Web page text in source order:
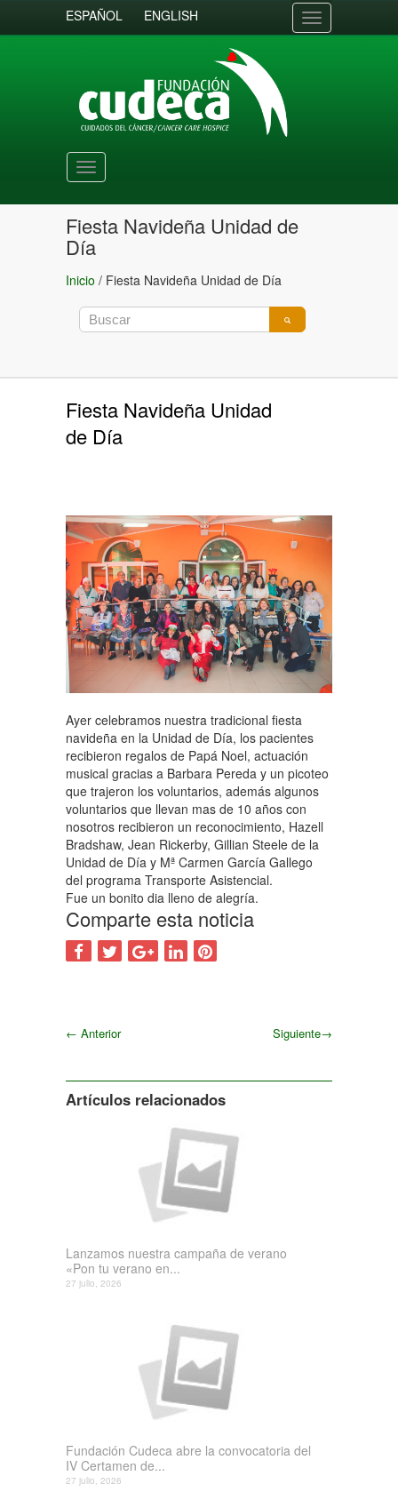
ESPAÑOL ENGLISH
Toggle
navigation
Toggle
navigation
Fiesta Navideña Unidad de
Día
Inicio / Fiesta Navideña Unidad de Día
Fiesta Navideña Unidad
de Día
Ayer celebramos nuestra tradicional fiesta
navideña en la Unidad de Día, los pacientes
recibieron regalos de Papá Noel, actuación
musical gracias a Barbara Pereda y un picoteo
que trajeron los voluntarios, además algunos
voluntarios que llevan mas de 10 años con
nosotros recibieron un reconocimiento, Hazell
Bradshaw, Jean Rickerby, Gillian Steele de la
Unidad de Día y Mª Carmen García Gallego
del programa Transporte Asistencial.
Fue un bonito dia lleno de alegría.
Comparte esta noticia
← Anterior Siguiente→
Artículos relacionados
Lanzamos nuestra campaña de verano
«Pon tu verano en...
27 julio, 2026
Fundación Cudeca abre la convocatoria del
IV Certamen de...
27 julio, 2026